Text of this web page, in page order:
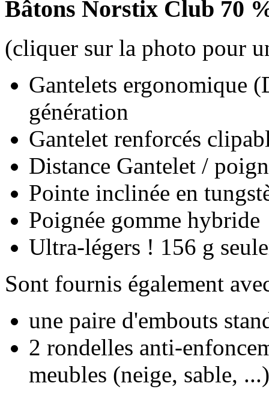
Bâtons Norstix Club 70
(cliquer sur la photo pour
Gantelets ergonomique
génération
Gantelet renforcés
Distance Gantelet /
Pointe inclinée en
Poignée gomme hybride
Ultra-légers ! 156 g
Sont fournis également
une paire d'embouts
2 rondelles anti-
meubles (neige, sable, ...)